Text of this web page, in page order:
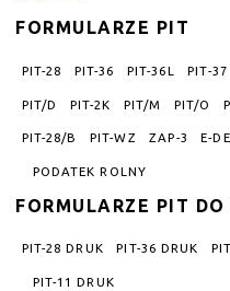
FORMULARZE PIT
PIT-28 PIT-36 PIT-36L PIT-37
PIT/D PIT-2K PIT/M PIT/O
PIT-28/B PIT-WZ ZAP-3 E-
PODATEK ROLNY
FORMULARZE PIT DO
PIT-28 DRUK PIT-36 DRUK
PIT-11 DRUK